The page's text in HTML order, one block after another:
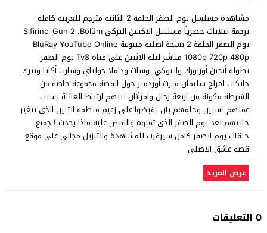
مشاهدة مسلسل يوم الصفر الحلقة 2 الثانية مترجم للعربية كاملة
ترجمة اعلانات حصرياً مسلسل الاكشن التركي Sifirinci Gun 2 .Bölüm
يوم الصفر الحلقة 2 نسخة اصلية متنوعة BluRay YouTube Online
1080p 720p 480p مباشر ليلة الاثنين على قناة Tv8 يوم الصفر
بطولة أنجين أوزتورك وايبوكي بوسات وداملا جولباي وسارب أكايا وبيرك
جانكات اخراج سليمان ميرت أوزدمير حول القصة مجموعة خاصة من
الشرطة مكونة من اربعة رجال وامرأتان بينهم ارتباط العائلة بسبب
عملهم لسنين وحلمهم بأن يقبضوا على زعيم منظمة التنين الذي تتغير
حايتهم بعد يوم الصفر الذي تمنوه والقبض عليه ماذا يحدث ! جميع
حلقات يوم الصفر كامل سيرفرت للمشاهدة والتنزيل مجاني على موقع
قصة عشق الاصلي
عرض المزيد
0 التعليقات